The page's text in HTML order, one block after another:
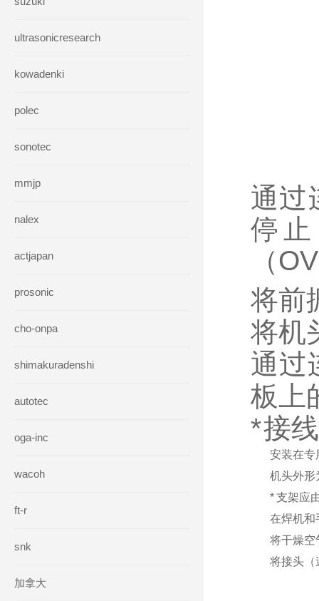
ultrasonicresearch
kowadenki
polec
sonotec
mmjp
nalex
actjapan
prosonic
cho-onpa
shimakuradenshi
autotec
oga-inc
wacoh
ft-r
snk
加拿大
通过
停
（
将前
将机
通过
板上
*接
安装在专
机头外形
*支架应
在焊机和
将干燥空
将接头（